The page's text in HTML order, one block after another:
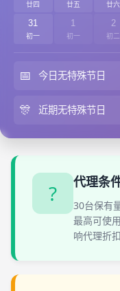
廿四 廿五 廿六
31
初一
1
初一
2
初二
📅 今日无特殊节日
🎊 近期无特殊节日
? 代理条
30台保有
最高可使
响代理折扣